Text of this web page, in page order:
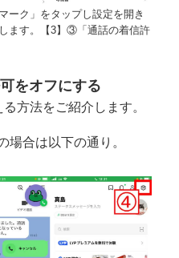
ーク」をタップし設定を開き
ます。【3】③「通話の着信許
をオフにする
方法をご紹介します。
場合は以下の通り。